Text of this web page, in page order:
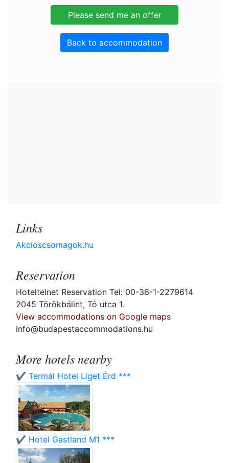
Back to accommodation
Links
Akcioscsomagok.hu
Reservation
Hoteltelnet Reservation Tel: 00-36-1-2279614
2045 Törökbálint, Tó utca 1.
View accommodations on Google maps
info@budapestaccommodations.hu
More hotels nearby
✔️ Termál Hotel Liget Érd ***
✔️ Hotel Gastland M1 ***